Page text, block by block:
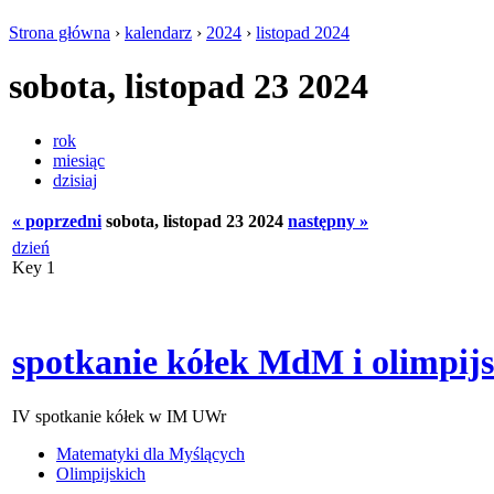
Strona główna › kalendarz › 2024 › listopad 2024
sobota, listopad 23 2024
rok
miesiąc
dzisiaj
« poprzedni sobota, listopad 23 2024 następny »
dzień
Key 1
spotkanie kółek MdM i
IV spotkanie kółek w IM UWr
Matematyki dla Myślących
Olimpijskich